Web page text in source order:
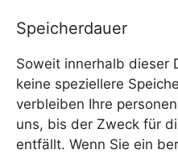
Speicherdauer
Soweit innerhalb dieser
keine speziellere
verbleiben Ihre
uns, bis der Zweck für
entfällt. Wenn Sie ein